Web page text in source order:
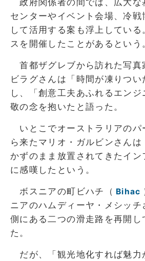
センターやイベント会場、冷戦
して活用する案も浮上してい
スを開催したことがあるという
首都ザグレブから訪れた写真
ビラグさんは「時間が凍りつ
し、「創意工夫あふれるエン
敬の念を抱いたと語った。
いとこでオーストラリアのパ
ら来たマリオ・ガルビンさん
かずのまま放置されてきたイン
に感嘆したという。
ボスニアの町ビハチ（ Bihac
ニアのハムディーヤ・メシッチ
側にある二つの滑走路を再開し
た。
だが、「観光地化すれば魅力